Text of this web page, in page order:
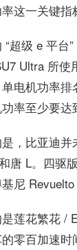
这一关键指
超级 e 平台
Ultra 所使
电机功率
率至少要达
，比亚迪
L。四驱版
尼
莲花繁花 /
零百加速